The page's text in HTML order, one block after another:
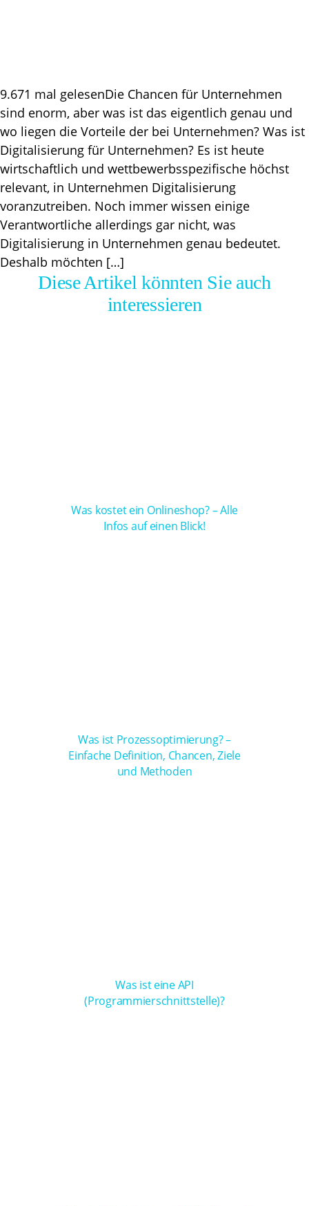
9.671 mal gelesenDie Chancen für Unternehmen
sind enorm, aber was ist das eigentlich genau und
wo liegen die Vorteile der bei Unternehmen? Was ist
Digitalisierung für Unternehmen? Es ist heute
wirtschaftlich und wettbewerbsspezifische höchst
relevant, in Unternehmen Digitalisierung
voranzutreiben. Noch immer wissen einige
Verantwortliche allerdings gar nicht, was
Digitalisierung in Unternehmen genau bedeutet.
Deshalb möchten […]
Diese Artikel könnten Sie auch
interessieren
Was kostet ein Onlineshop? – Alle
Infos auf einen Blick!
Was ist Prozessoptimierung? –
Einfache Definition, Chancen, Ziele
und Methoden
Was ist eine API
(Programmierschnittstelle)?